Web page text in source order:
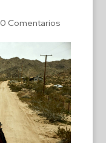
0 Comentarios